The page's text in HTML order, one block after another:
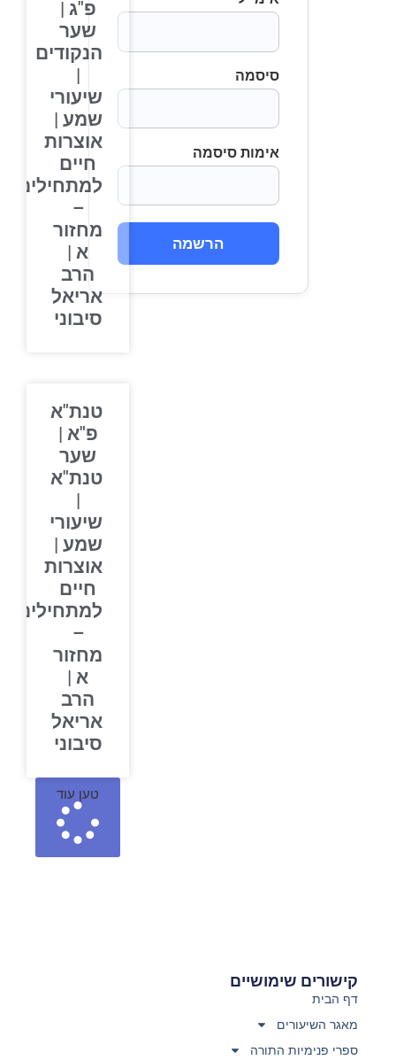
סיסמה
אימות סיסמה
הרשמה
פ"ג |
שער
הנקודים
שיעורי
שמע |
אוצרות
חיים
למתחילים
מחזור
א |
הרב
אריאל
סיבוני
טנת"א
פ"א |
שער
טנת"א
שיעורי
שמע |
אוצרות
חיים
למתחילים
מחזור
א |
הרב
אריאל
סיבוני
טען עוד
קישורים שימושיים
דף הבית
מאגר השיעורים
ספרי פנימיות התורה